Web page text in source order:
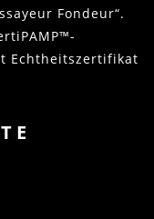
Fondeur“.
Echtheitszertifikat